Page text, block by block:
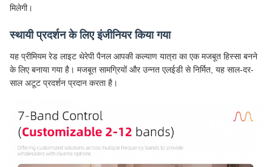
मिलेगी।
स्थायी प्रदर्शन के लिए इंजीनियर किया गया
यह प्रीमियम रेड लाइट थेरेपी पैनल आपकी कल्याण यात्रा का एक मजबूत हिस्सा बनने
के लिए बनाया गया है। मजबूत सामग्रियों और उन्नत एलईडी से निर्मित, यह साल-दर-
साल अटूट प्रदर्शन प्रदान करता है।